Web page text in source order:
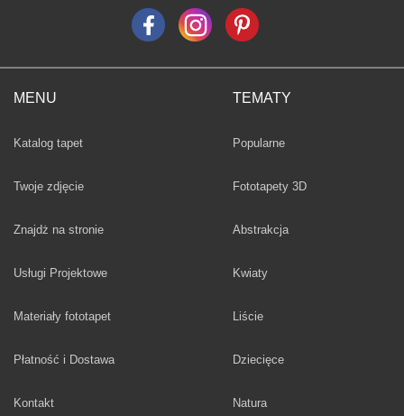
MENU
Katalog tapet
Twoje zdjęcie
Znajdż na stronie
Usługi Projektowe
Materiały fototapet
Płatność i Dostawa
Kontakt
TEMATY
Fototapety
Popularne
Fototapety 3D
Fototapety
Abstrakcja
Fototapety
Kwiaty
Fototapety
Liście
Fototapety
Dziecięce
Fototapety
Natura